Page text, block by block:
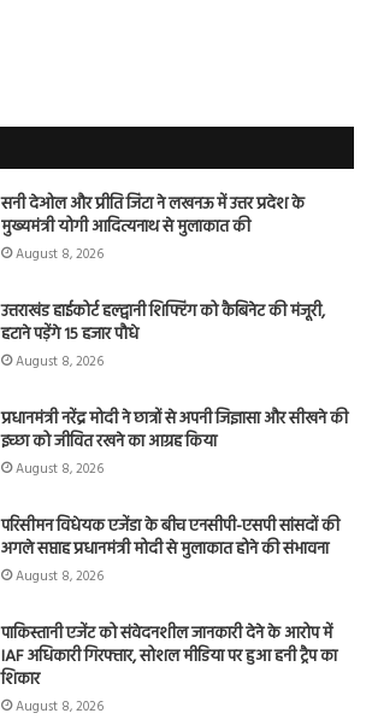
सनी देओल और प्रीति जिंटा ने लखनऊ में उत्तर प्रदेश के
मुख्यमंत्री योगी आदित्यनाथ से मुलाकात की
August 8, 2026
उत्तराखंड हाईकोर्ट हल्द्वानी शिफ्टिंग को कैबिनेट की मंजूरी,
हटाने पड़ेंगे 15 हजार पौधे
August 8, 2026
प्रधानमंत्री नरेंद्र मोदी ने छात्रों से अपनी जिज्ञासा और सीखने की
इच्छा को जीवित रखने का आग्रह किया
August 8, 2026
परिसीमन विधेयक एजेंडा के बीच एनसीपी-एसपी सांसदों की
अगले सप्ताह प्रधानमंत्री मोदी से मुलाकात होने की संभावना
August 8, 2026
पाकिस्तानी एजेंट को संवेदनशील जानकारी देने के आरोप में
IAF अधिकारी गिरफ्तार, सोशल मीडिया पर हुआ हनी ट्रैप का
शिकार
August 8, 2026